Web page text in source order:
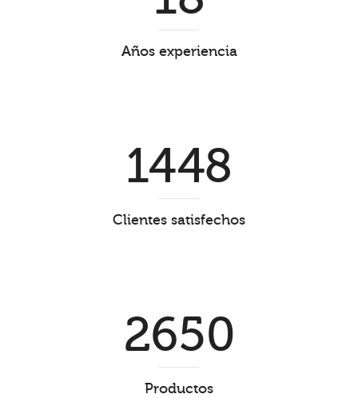
Años experiencia
1448
Clientes satisfechos
2650
Productos